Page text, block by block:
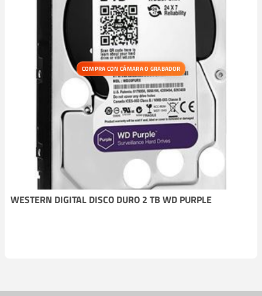
COMPRA CON CÁMARA O GRABADOR
WESTERN DIGITAL DISCO DURO 2 TB WD PURPLE